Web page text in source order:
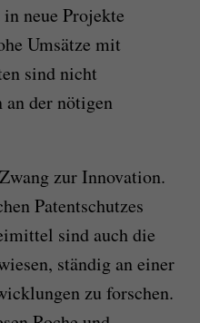
neue Projekte
Umsätze mit
en sind nicht
an der nötigen
zur Innovation.
Patentschutzes
sind auch die
ständig aneiner
zu forschen.